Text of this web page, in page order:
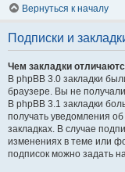
Вернуться к началу
Подписки и
Чем закладки
В phpBB 3.0 закладки
браузере. Вы не
В phpBB 3.1 закладки
получать уведомления
закладках. В случае
изменениях в теме или
подписок можно задать